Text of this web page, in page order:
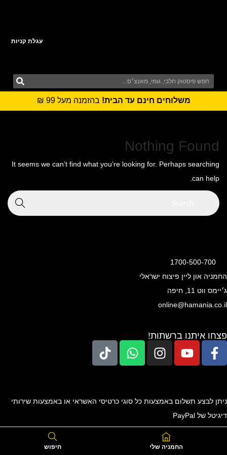
עגלת קניות
משלוחים חינם עד הבית! בהזמנה מעל 99 ₪
Nothing Found
It seems we can’t find what you’re looking for. Perhaps searching
can help.
החמניה שלי חיפוש
1700-500-700
החמניה און ליין פיצוח ישראלי
ג׳יימס ווט 11, חיפה
online@hamania.co.il
פצחו איתנו ברשתות!
ניתן לבצע תשלום באמצעות כל סוגי כרטיסי האשראי או באמצעות שירותי
דיגיטל של PayPal